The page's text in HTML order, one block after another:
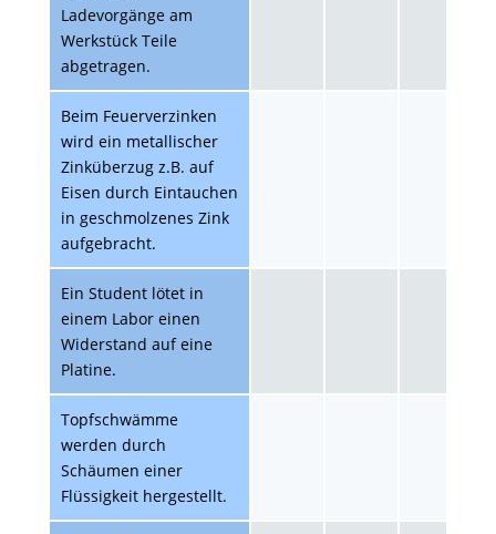
Ladevorgänge am
Werkstück Teile
abgetragen.
Beim Feuerverzinken
wird ein metallischer
Zinküberzug z.B. auf
Eisen durch Eintauchen
in geschmolzenes Zink
aufgebracht.
Ein Student lötet in
einem Labor einen
Widerstand auf eine
Platine.
Topfschwämme
werden durch
Schäumen einer
Flüssigkeit hergestellt.